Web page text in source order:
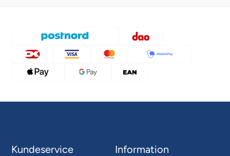
Kundeservice Information